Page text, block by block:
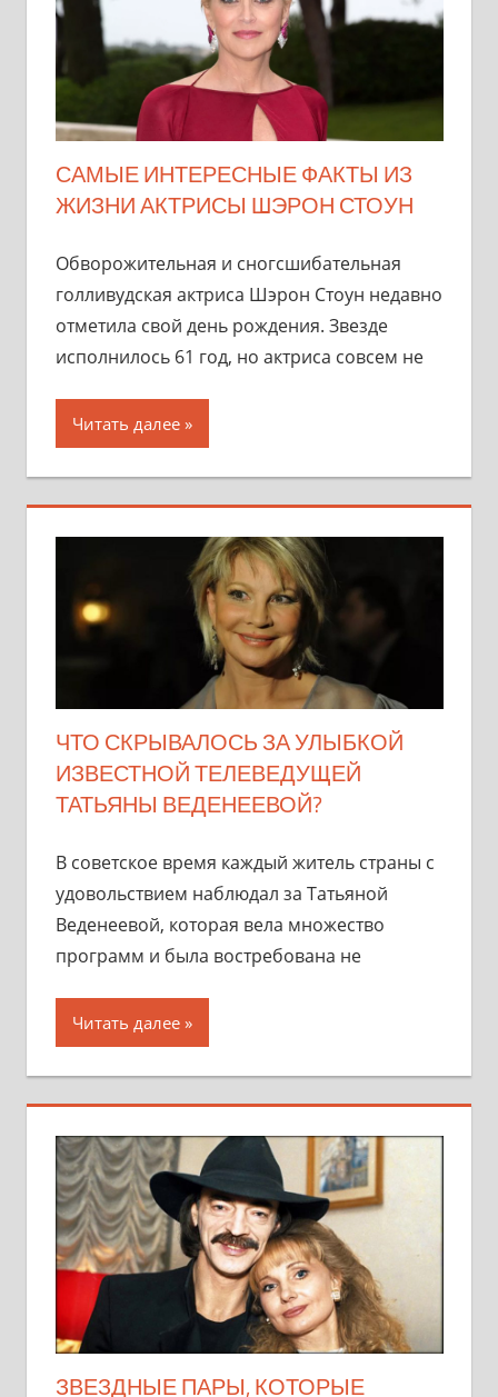
САМЫЕ ИНТЕРЕСНЫЕ ФАКТЫ ИЗ
ЖИЗНИ АКТРИСЫ ШЭРОН СТОУН
Обворожительная и сногсшибательная
голливудская актриса Шэрон Стоун недавно
отметила свой день рождения. Звезде
исполнилось 61 год, но актриса совсем не
Читать далее
ЧТО СКРЫВАЛОСЬ ЗА УЛЫБКОЙ
ИЗВЕСТНОЙ ТЕЛЕВЕДУЩЕЙ
ТАТЬЯНЫ ВЕДЕНЕЕВОЙ?
В советское время каждый житель страны с
удовольствием наблюдал за Татьяной
Веденеевой, которая вела множество
программ и была востребована не
Читать далее
ЗВЕЗДНЫЕ ПАРЫ, КОТОРЫЕ